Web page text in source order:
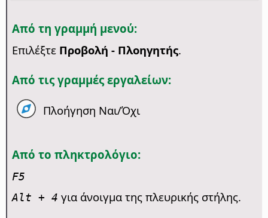
Από τη γραμμή μενού:
Επιλέξτε Προβολή - Πλοηγητής.
Από τις γραμμές εργαλείων:
Πλοήγηση Ναι/Όχι
Από το πληκτρολόγιο:
F5
Alt + 4 για άνοιγμα της πλευρικής στήλης.